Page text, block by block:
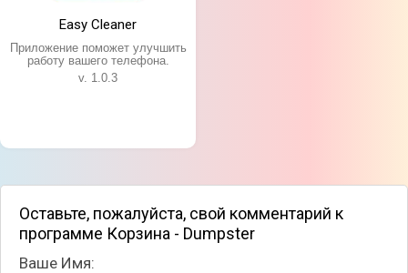
Особенности приложения:
Автоматическое сохранение бэкапа;
Возможность хранить практически все виды
Быстрое восстановление материала.
Easy Cleaner
Приложение поможет улучшить
работу вашего телефона.
v. 1.0.3
Оставьте, пожалуйста, свой комментарий к
программе Корзина - Dumpster
Ваше Имя: